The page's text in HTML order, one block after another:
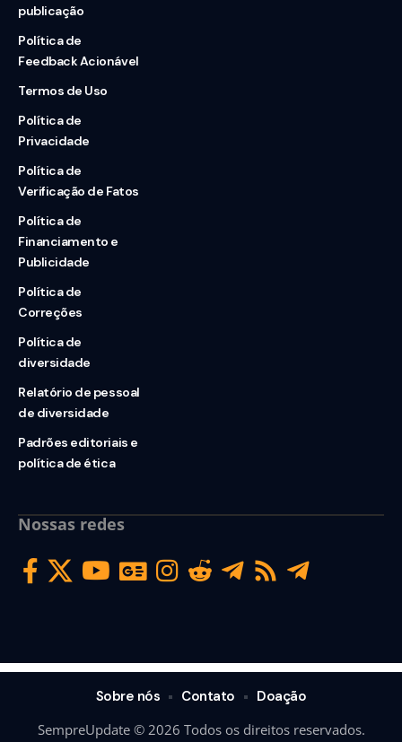
publicação
Política de
Feedback Acionável
Termos de Uso
Política de
Privacidade
Política de
Verificação de Fatos
Política de
Financiamento e
Publicidade
Política de
Correções
Política de
diversidade
Relatório de pessoal
de diversidade
Padrões editoriais e
política de ética
Nossas redes
SempreUpdate © 2026 Todos os direitos reservados.
Sobre nós Contato Doação